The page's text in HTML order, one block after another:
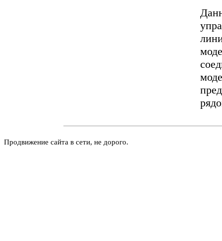
Продвижение сайта в сети, не дорого.